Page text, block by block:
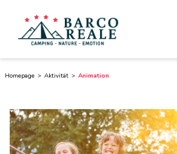
Dienstleistungen
Aktivität
Homepage Aktivität Animation